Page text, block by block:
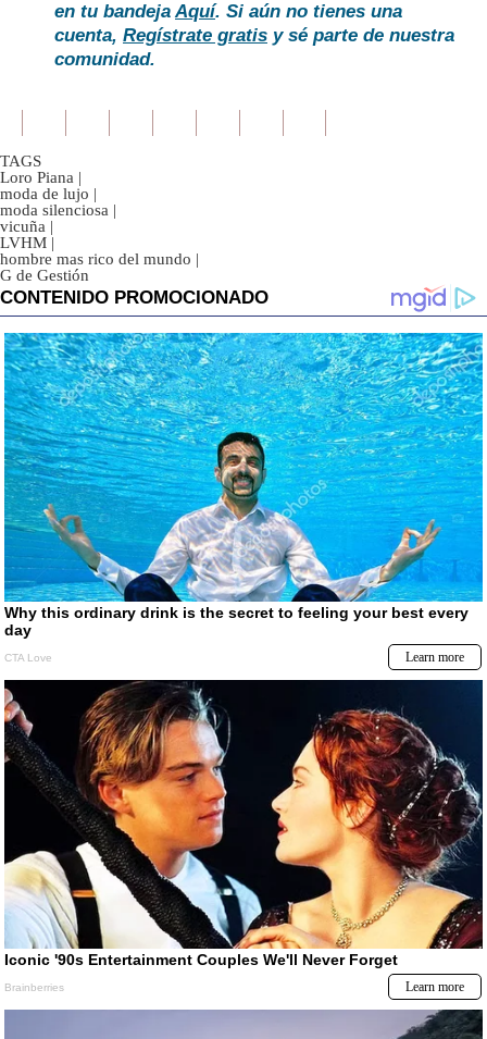
en tu bandejaAquí. Si aún no tienes una
cuenta, Regístrate gratis y sé parte de nuestra
comunidad.
TAGS
Loro Piana |
moda de lujo |
moda silenciosa |
vicuña |
LVHM |
hombre mas rico del mundo |
G de Gestión